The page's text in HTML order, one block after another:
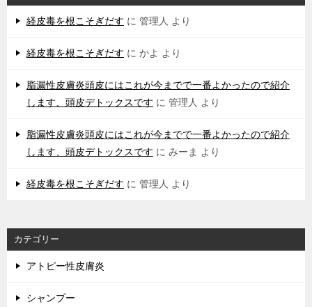
経皮毒を根こそぎだす に 管理人 より
経皮毒を根こそぎだす に かよ より
脂漏性皮膚炎頭皮にはこれが今までで一番よかったので紹介
します、頭皮デトックスです に 管理人 より
脂漏性皮膚炎頭皮にはこれが今までで一番よかったので紹介
します、頭皮デトックスです に みーま より
経皮毒を根こそぎだす に 管理人 より
カテゴリー
アトピー性皮膚炎
シャンプー